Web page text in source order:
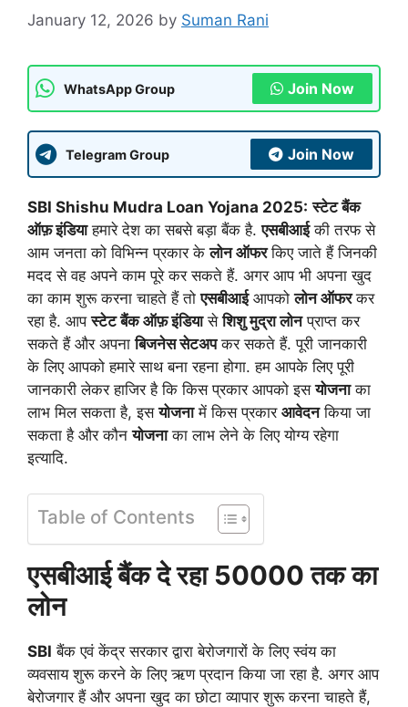
January 12, 2026 by Suman Rani
WhatsApp Group Join Now
Telegram Group Join Now
SBI Shishu Mudra Loan Yojana 2025: स्टेट बैंक
ऑफ़ इंडियाहमारे देश का सबसे बड़ा बैंक है.एसबीआईकी तरफ से
आम जनता को विभिन्न प्रकार केलोन ऑफरकिए जाते हैं जिनकी
मदद से वह अपने काम पूरे कर सकते हैं. अगर आप भी अपना खुद
का काम शुरू करना चाहते हैं तोएसबीआईआपकोलोन ऑफरकर
रहा है. आपस्टेट बैंक ऑफ़ इंडियासेशिशु मुद्रा लोनप्राप्त कर
सकते हैं और अपनाबिजनेस सेटअपकर सकते हैं. पूरी जानकारी
के लिए आपको हमारे साथ बना रहना होगा. हम आपके लिए पूरी
जानकारी लेकर हाजिर है कि किस प्रकार आपको इसयोजनाका
लाभ मिल सकता है, इसयोजनामें किस प्रकार आवेदनकिया जा
सकता है और कौनयोजनाका लाभ लेने के लिए योग्य रहेगा
इत्यादि.
Table of Contents
एसबीआई बैंक दे रहा 50000 तक का
लोन
SBI बैंक एवं केंद्र सरकार द्वारा बेरोजगारों के लिए स्वंय का
व्यवसाय शुरू करने के लिए ऋण प्रदान किया जा रहा है. अगर आप
बेरोजगार हैं और अपना खुद का छोटा व्यापार शुरू करना चाहते हैं,